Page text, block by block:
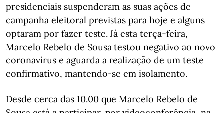
presidenciais suspenderam as suas ações de
campanha eleitoral previstas para hoje e alguns
optaram por fazer teste. Já esta terça-feira,
Marcelo Rebelo de Sousa testou negativo ao novo
coronavírus e aguarda a realização de um teste
confirmativo, mantendo-se em isolamento.
Desde cerca das 10.00 que Marcelo Rebelo de